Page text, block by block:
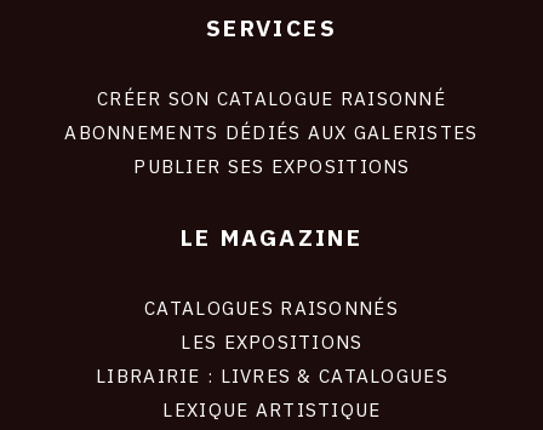
SERVICES
CRÉER SON CATALOGUE RAISONNÉ
ABONNEMENTS DÉDIÉS AUX GALERISTES
PUBLIER SES EXPOSITIONS
LE MAGAZINE
CATALOGUES RAISONNÉS
LES EXPOSITIONS
LIBRAIRIE : LIVRES & CATALOGUES
LEXIQUE ARTISTIQUE